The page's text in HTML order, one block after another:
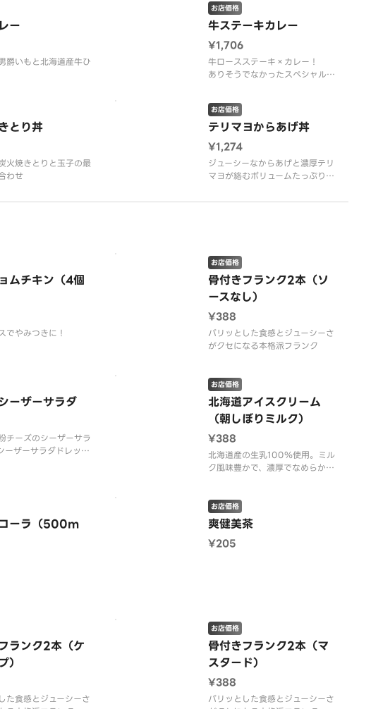
ー
爵いもと北海道産牛ひ
牛ステーキカレー
お店価格
¥1,706
牛ロースステーキ×カレー！
ありそうでなかったスペシャルメ
とり丼
火焼きとりと玉子の最
わせ
テリマヨからあげ丼
お店価格
¥1,274
ジューシーなからあげと濃厚テリ
マヨが絡むボリュームたっぷり
ムチキン（4個
でやみつきに！
骨付きフランク2本（ソ
ースなし）
お店価格
¥388
パリッとした食感とジューシーさ
がクセになる本格派フランク
ーザーサラダ
チーズのシーザーサラ
ーザーサラダドレッシ
北海道アイスクリーム
（朝しぼりミルク）
お店価格
¥388
北海道産の生乳100％使用。ミル
ク風味豊かで、濃厚でなめらかな
ーラ（500m
爽健美茶
お店価格
¥205
ランク2本（ケ
）
た食感とジューシーさ
骨付きフランク2本（マ
スタード）
お店価格
¥388
パリッとした食感とジューシーさ